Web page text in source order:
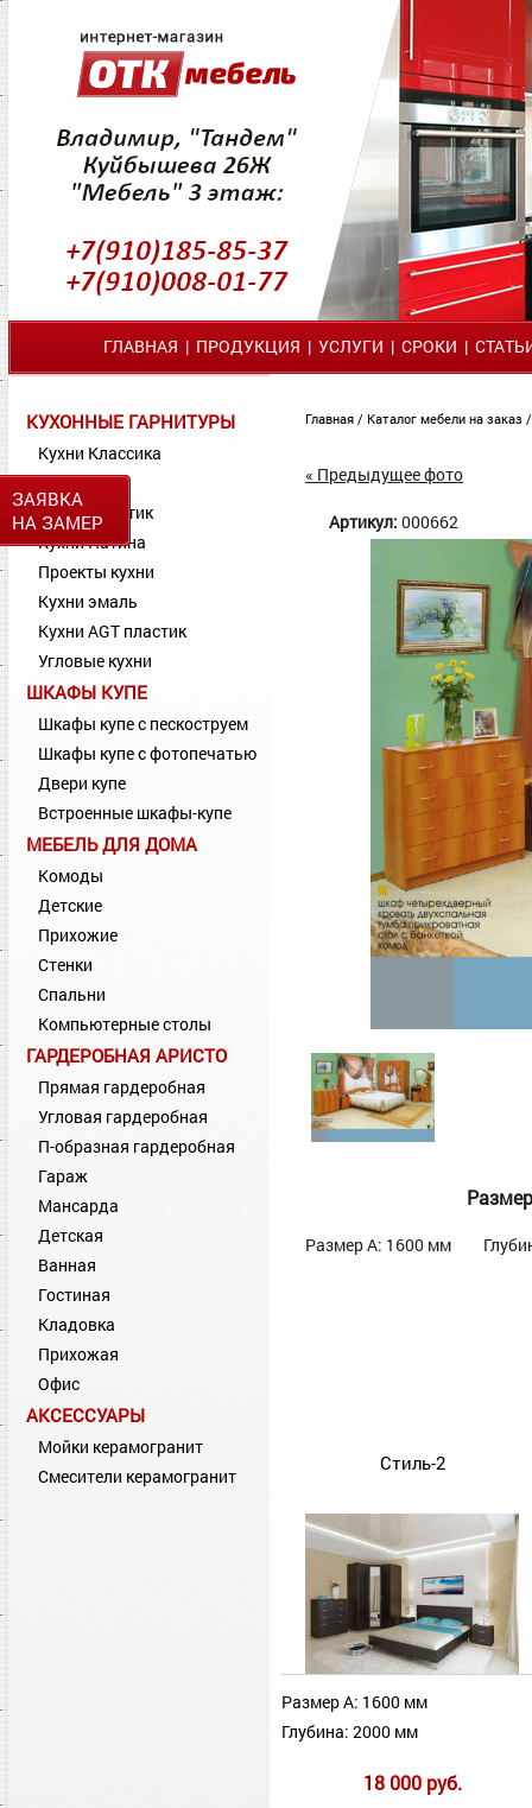
ЗАЯВКА
НА ЗАМЕР
ГЛАВНАЯ | ПРОДУКЦИЯ | УСЛУГИ | СРОКИ |
КУХОННЫЕ ГАРНИТУРЫ
Кухни Классика
Кухни МДФ
Кухни Пластик
Кухни Патина
Проекты кухни
Кухни эмаль
Кухни AGT пластик
Угловые кухни
ШКАФЫ КУПЕ
Шкафы купе с пескоструем
Шкафы купе с фотопечатью
Двери купе
Встроенные шкафы-купе
МЕБЕЛЬ ДЛЯ ДОМА
Комоды
Детские
Прихожие
Стенки
Спальни
Компьютерные столы
ГАРДЕРОБНАЯ АРИСТО
Прямая гардеробная
Угловая гардеробная
П-образная гардеробная
Гараж
Мансарда
Детская
Ванная
Гостиная
Кладовка
Прихожая
Офис
АКСЕССУАРЫ
Мойки керамогранит
Смесители керамогранит
Главная / Каталог мебели на заказ
« Предыдущее фото
Артикул: 000662
Размер А: 1600 мм
Стиль-2
Размер А: 1600 мм
Глубина: 2000 мм
18 000 руб.